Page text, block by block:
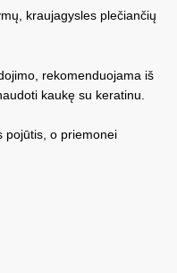
kraujagysles plečiančių
rekomenduojama iš
kaukę su keratinu.
pojūtis, o priemonei